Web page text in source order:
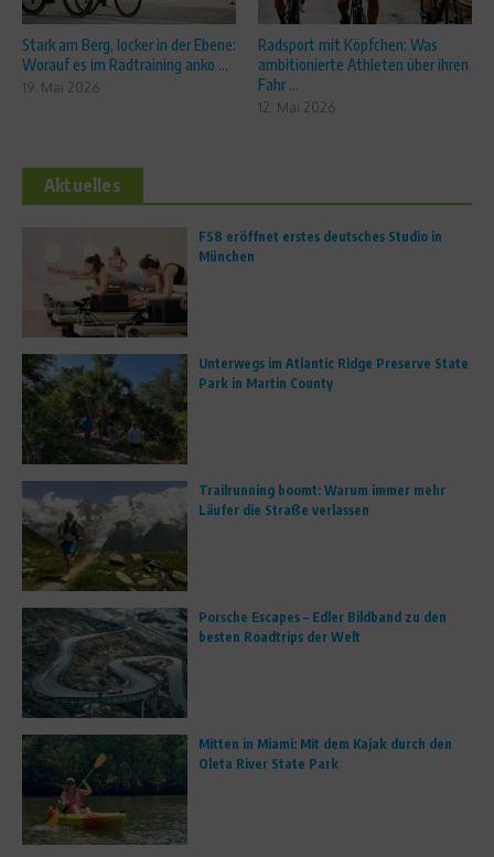
Stark am Berg, locker in der Ebene:
Worauf es im Radtraining anko ...
19. Mai 2026
Radsport mit Köpfchen: Was
ambitionierte Athleten über ihren
Fahr ...
12. Mai 2026
Aktuelles
FS8 eröffnet erstes deutsches Studio in
München
Unterwegs im Atlantic Ridge Preserve State
Park in Martin County
Trailrunning boomt: Warum immer mehr
Läufer die Straße verlassen
Porsche Escapes – Edler Bildband zu den
besten Roadtrips der Welt
Mitten in Miami: Mit dem Kajak durch den
Oleta River State Park